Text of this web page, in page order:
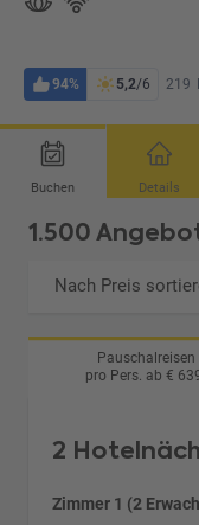
94% 5,2/6 219
Buchen Details
1.500
Nach Preis
Pauschalreisen
pro Pers. ab €
2
Zimmer 1 (2